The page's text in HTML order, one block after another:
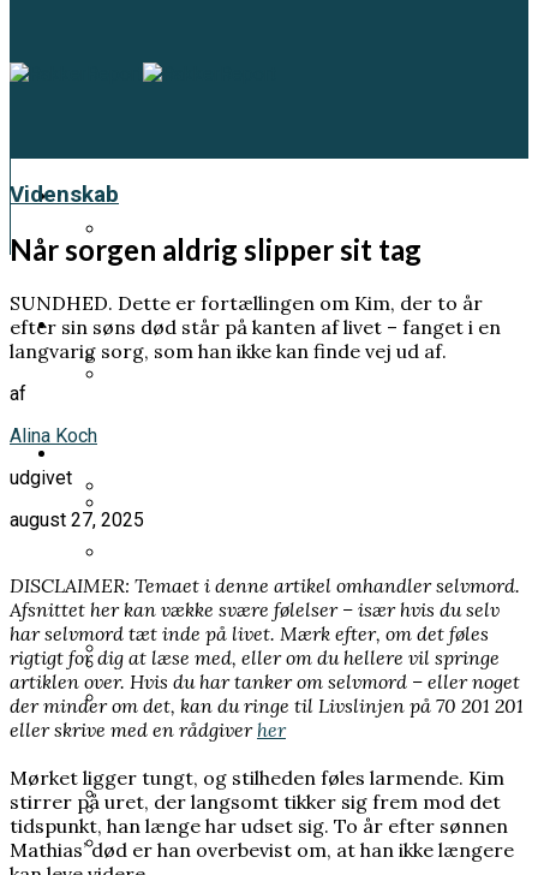
Kultur
vigtig klimahistorie
Norsk kongehus i undtagelsestilstand:
Mette-Marit sat på transplantationsliste
Prins Joachim gik fra arveprins til outsider,
nu er han mere populær end længe
Samfund
ændrede danskernes rettigheder
Varde Kommune betalte millionbeløb til
lobbyister
Grundloven bliver kaldt et
Videnskab
endte med at bygge elementer til
atombomben
Mange kender Schrödingers kat, men
ingen ved, hvorfor den blev opfundet
Heisenberg hævdede, at han bremsede
Videnskab
Når sorgen aldrig slipper sit tag
SUNDHED. Dette er fortællingen om Kim, der to år
efter sin søns død står på kanten af livet – fanget i en
langvarig sorg, som han ikke kan finde vej ud af.
af
Alina Koch
udgivet
august 27, 2025
DISCLAIMER: Temaet i denne artikel omhandler selvmord.
Afsnittet her kan vække svære følelser – især hvis du selv
har selvmord tæt inde på livet. Mærk efter, om det føles
rigtigt for dig at læse med, eller om du hellere vil springe
artiklen over. Hvis du har tanker om selvmord – eller noget
der minder om det, kan du ringe til Livslinjen på 70 201 201
eller skrive med en rådgiverher
Mørket ligger tungt, og stilheden føles larmende. Kim
stirrer på uret, der langsomt tikker sig frem mod det
tidspunkt, han længe har udset sig. To år efter sønnen
Mathias’ død er han overbevist om, at han ikke længere